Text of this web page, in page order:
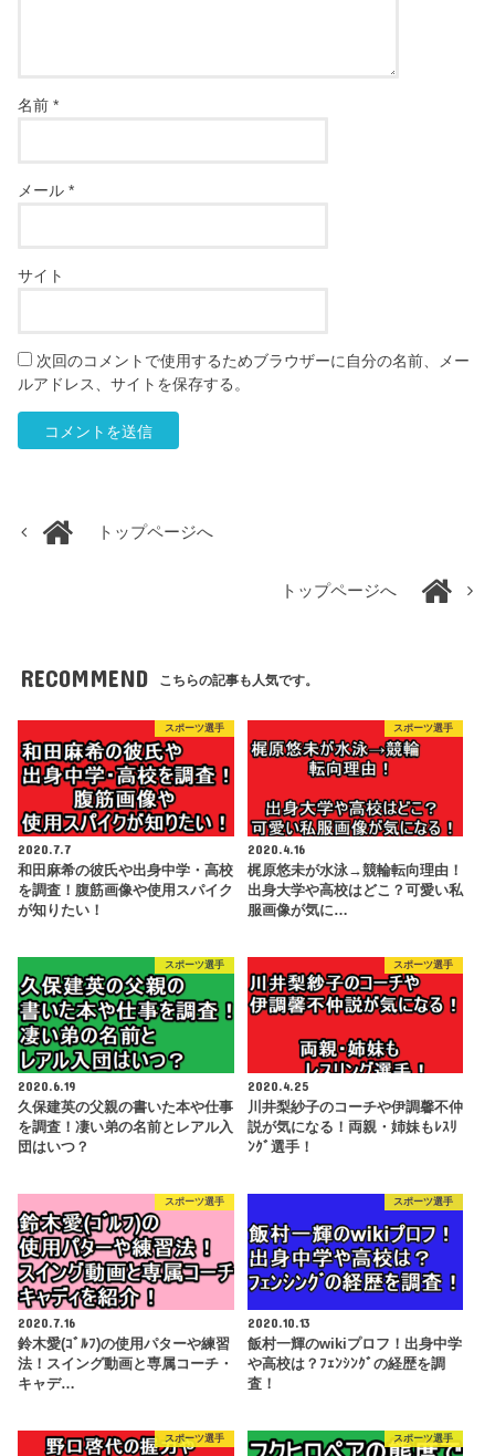
名前*
メール*
サイト
次回のコメントで使用するためブラウザーに自分の名前、メー
ルアドレス、サイトを保存する。
トップページへ
トップページへ
RECOMMEND こちらの記事も人気です。
スポーツ選手
2020.7.7
和田麻希の彼氏や出身中学・高校
を調査！腹筋画像や使用スパイク
が知りたい！
スポーツ選手
2020.4.16
梶原悠未が水泳→競輪転向理由！
出身大学や高校はどこ？可愛い私
服画像が気に…
スポーツ選手
2020.6.19
久保建英の父親の書いた本や仕事
を調査！凄い弟の名前とレアル入
団はいつ？
スポーツ選手
2020.4.25
川井梨紗子のコーチや伊調馨不仲
説が気になる！両親・姉妹もﾚｽﾘ
ﾝｸﾞ選手！
スポーツ選手
2020.7.16
鈴木愛(ｺﾞﾙﾌ)の使用パターや練習
法！スイング動画と専属コーチ・
キャデ…
スポーツ選手
2020.10.13
飯村一輝のwikiプロフ！出身中学
や高校は？ﾌｪﾝｼﾝｸﾞの経歴を調
査！
スポーツ選手 スポーツ選手